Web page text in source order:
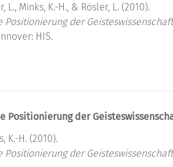
L., Minks, K.-H., & Rösler, L. (2010).
der
HIS.
Positionierung der
K.-H. (2010).
der